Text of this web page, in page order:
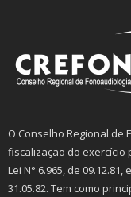
O Conselho Regional de
fiscalização do
Lei N° 6.965, de
31.05.82. Tem como